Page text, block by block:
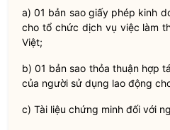
a) 01 bản sao giấy phép kinh
cho tổ chức dịch vụ việc làm
Việt;
b) 01 bản sao thỏa thuận hợp
của người sử dụng lao động
c) Tài liệu chứng minh đối với